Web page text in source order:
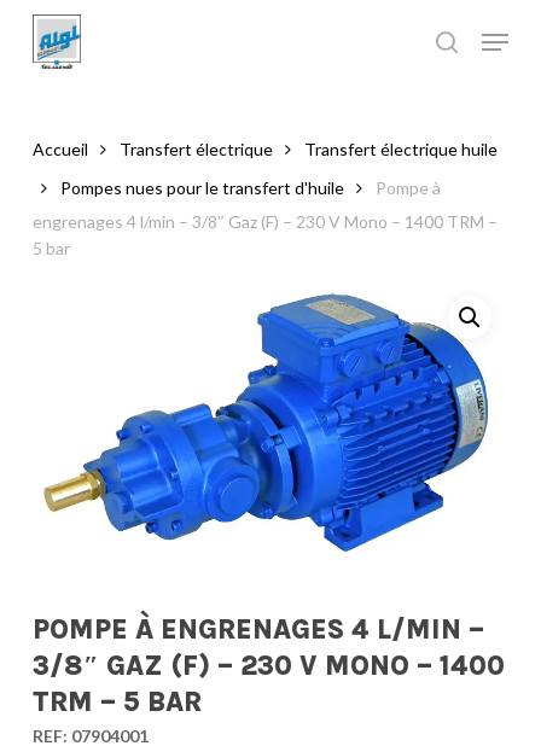
main
Accueil Transfert électrique
Transfert électrique huile
Pompes nues pour le transfert d'huile
Pompe à
engrenages 4 l/min – 3/8″ Gaz (F) – 230 V Mono – 1400 TRM –
5 bar
POMPE À ENGRENAGES 4 L/MIN –
3/8″ GAZ (F) – 230 V MONO – 1400
TRM – 5 BAR
REF: 07904001